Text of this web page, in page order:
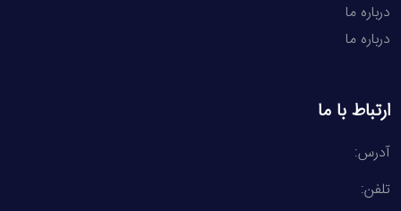
درباره ما
درباره ما
ارتباط با ما
آدرس:
تلفن: